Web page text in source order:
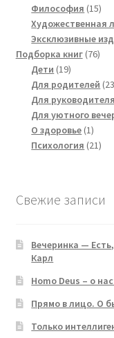
Философия 1515
Художественная
Эксклюзивные
Подборка книг 7676
Дети 1919
products
Для родителей
Для руководителя
Для уютного
О здоровье 11
Психология 2121
Свежие записи
Вечеринка —
Карл
Homo Deus – о
Прямо в лицо. О
Только